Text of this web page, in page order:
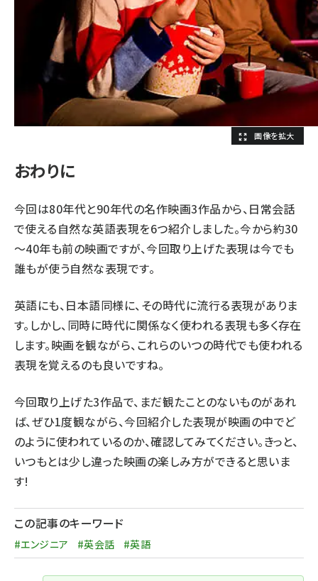
おわりに
今回は80年代と90年代の名作映画3作品から、日常会話
で使える自然な英語表現を6つ紹介しました。今から約30
～40年も前の映画ですが、今回取り上げた表現は今でも
誰もが使う自然な表現です。
英語にも、日本語同様に、その時代に流行る表現がありま
す。しかし、同時に時代に関係なく使われる表現も多く存在
します。映画を観ながら、これらのいつの時代でも使われる
表現を覚えるのも良いですね。
今回取り上げた3作品で、まだ観たことのないものがあれ
ば、ぜひ1度観ながら、今回紹介した表現が映画の中でど
のように使われているのか、確認してみてください。きっと、
いつもとは少し違った映画の楽しみ方ができると思いま
す!
この記事のキーワード
#エンジニア #英会話 #英語